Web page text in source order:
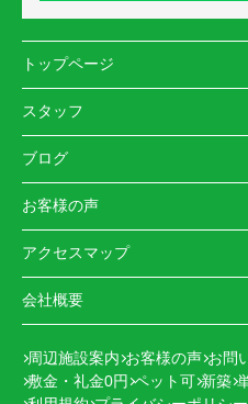
トップページ
スタッフ
ブログ
お客様の声
アクセスマップ
会社概要
周辺施設案内 お客様の声 お問
敷金・礼金0円 ペット可 新築